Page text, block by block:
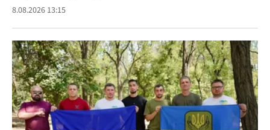
8.08.2026 13:15